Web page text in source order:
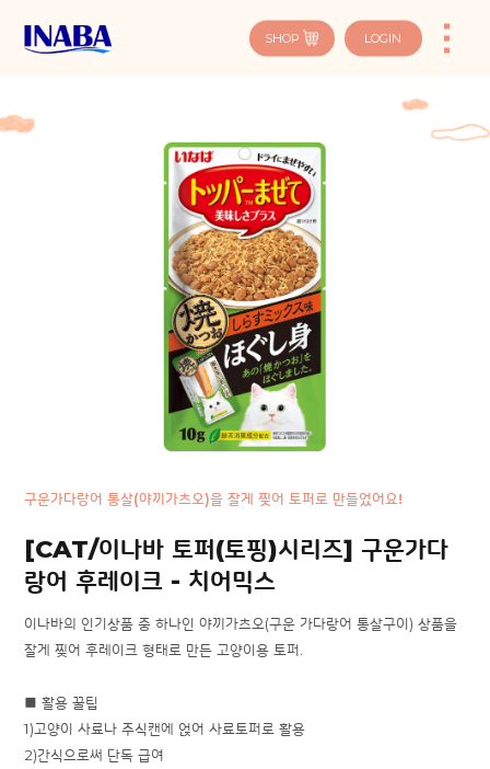
SHOP LOGIN
구운가다랑어 통살(야끼가츠오)을 잘게 찢어 토퍼로 만들었어요!
[CAT/이나바 토퍼(토핑)시리즈] 구운가다
랑어 후레이크 - 치어믹스
이나바의 인기상품 중 하나인 야끼가츠오(구운 가다랑어 통살구이) 상품을
잘게 찢어 후레이크 형태로 만든 고양이용 토퍼.
■ 활용 꿀팁
1)고양이 사료나 주식캔에 얹어 사료토퍼로 활용
2)간식으로써 단독 급여